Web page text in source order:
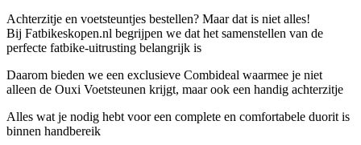
Achterzitje en voetsteuntjes bestellen? Maar dat is niet alles!
Bij Fatbikeskopen.nl begrijpen we dat het samenstellen van de
perfecte fatbike-uitrusting belangrijk is
Daarom bieden we een exclusieve Combideal waarmee je niet
alleen de Ouxi Voetsteunen krijgt, maar ook een handig achterzitje
Alles wat je nodig hebt voor een complete en comfortabele duorit is
binnen handbereik